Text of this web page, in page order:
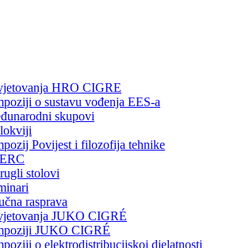
HRO CIGRE
o sustavu vođenja EES-a
skupovi
Povijest i filozofija tehnike
stolovi
rasprava​
JUKO CIGRÉ
JUKO CIGRÉ
o elektrodistribucijskoj djelatnosti